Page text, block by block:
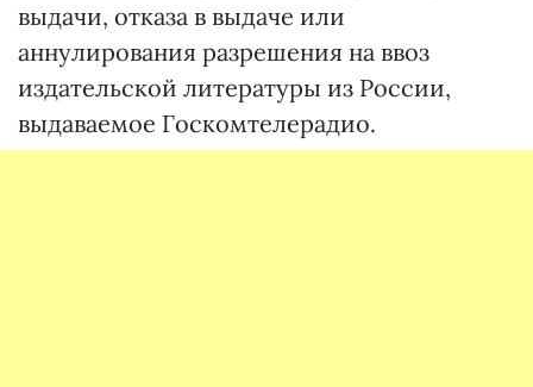
выдачи, отказа в выдаче или
аннулирования разрешения на ввоз
издательской литературы из России,
выдаваемое Госкомтелерадио.